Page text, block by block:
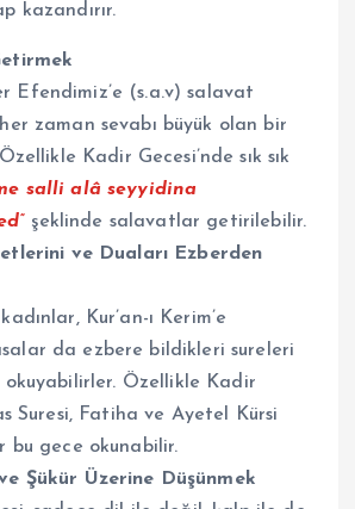
kazandırır.
Efendimiz’e (s.a.v) salavat
zaman sevabı büyük olan bir
Kadir Gecesi’nde sık sık
salli alâ seyyidina
şeklinde salavatlar getirilebilir.
ve Duaları Ezberden
Kur’an-ı Kerim’e
da ezbere bildikleri sureleri
okuyabilirler. Özellikle Kadir
Suresi, Fatiha ve Ayetel Kürsi
bu gece okunabilir.
Şükür Üzerine Düşünmek